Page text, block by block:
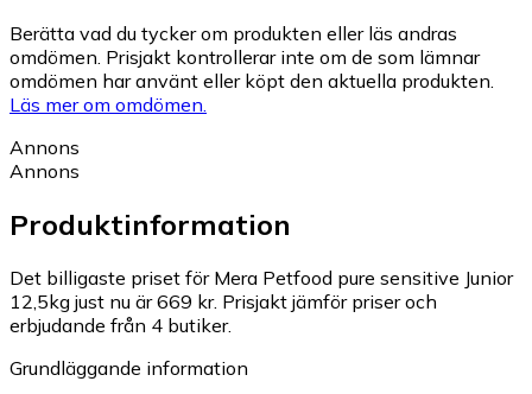
Berätta vad du tycker om produkten eller läs andras
omdömen. Prisjakt kontrollerar inte om de som lämnar
omdömen har använt eller köpt den aktuella produkten.
Läs mer om omdömen.
Annons
Annons
Produktinformation
Det billigaste priset för Mera Petfood pure sensitive Junior
12,5kg just nu är 669 kr. Prisjakt jämför priser och
erbjudande från 4 butiker.
Grundläggande information